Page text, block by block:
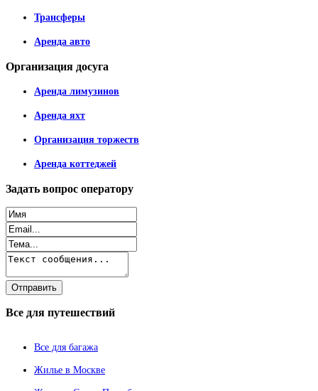
Трансферы
Аренда авто
Организация досуга
Аренда лимузинов
Аренда яхт
Организация торжеств
Аренда коттеджей
Задать вопрос оператору
Все для путешествий
Все для багажа
Жилье в Москве